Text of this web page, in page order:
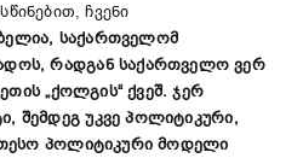
ჩვენი
, საქართველომ
,რადგან საქართველო ვერ
„ქოლგის“ქვეშ. ჯერ
, შემდეგ უკვე პოლიტიკური,
პოლიტიკური მოდელი